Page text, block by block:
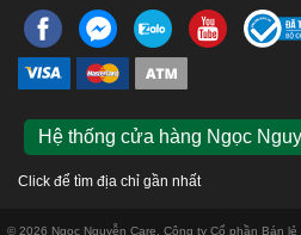
Hệ thống cửa hàng Ngọc
Click để tìm địa chỉ gần nhất
© 2026 Ngọc Nguyễn Care. Công ty Cổ phần Bán